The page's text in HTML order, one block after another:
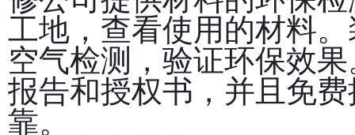
工地，查看使用的材料
空气检测，验证环保效
报告和授权书，并且免
靠。